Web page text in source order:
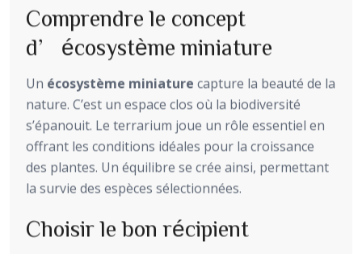
Comprendre le concept
d’écosystème miniature
Un écosystème miniature capture la beauté de la
nature. C’est un espace clos où la biodiversité
s’épanouit. Le terrarium joue un rôle essentiel en
offrant les conditions idéales pour la croissance
des plantes. Un équilibre se crée ainsi, permettant
la survie des espèces sélectionnées.
Choisir le bon récipient